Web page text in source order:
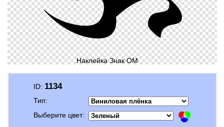
Наклейка Знак ОМ
ID: 1134
Тип:
Выберите цвет: